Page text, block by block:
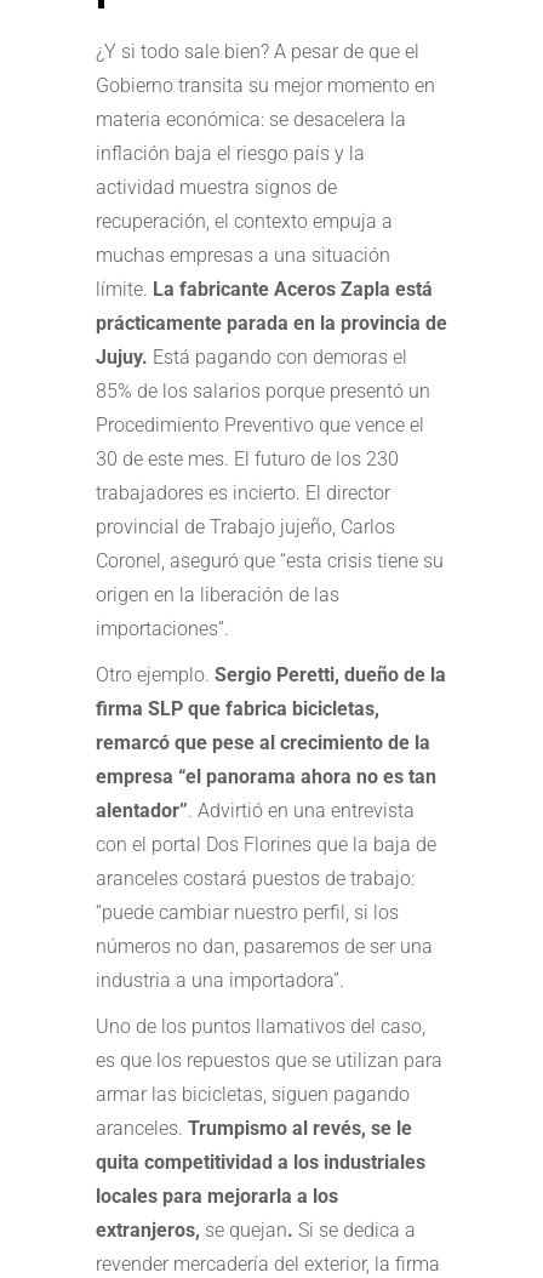
¿Y si todo sale bien? A pesar de que el
Gobierno transita su mejor momento en
materia económica: se desacelera la
inflación baja el riesgo país y la
actividad muestra signos de
recuperación, el contexto empuja a
muchas empresas a una situación
límite. La fabricante Aceros Zapla está
prácticamente parada en la provincia de
Jujuy. Está pagando con demoras el
85% de los salarios porque presentó un
Procedimiento Preventivo que vence el
30 de este mes. El futuro de los 230
trabajadores es incierto. El director
provincial de Trabajo jujeño, Carlos
Coronel, aseguró que “esta crisis tiene su
origen en la liberación de las
importaciones”.
Otro ejemplo. Sergio Peretti, dueño de la
firma SLP que fabrica bicicletas,
remarcó que pese al crecimiento de la
empresa “el panorama ahora no es tan
alentador”. Advirtió en una entrevista
con el portal Dos Florines que la baja de
aranceles costará puestos de trabajo:
“puede cambiar nuestro perfil, si los
números no dan, pasaremos de ser una
industria a una importadora”.
Uno de los puntos llamativos del caso,
es que los repuestos que se utilizan para
armar las bicicletas, siguen pagando
aranceles. Trumpismo al revés, se le
quita competitividad a los industriales
locales para mejorarla a los
extranjeros, se quejan. Si se dedica a
revender mercadería del exterior, la firma